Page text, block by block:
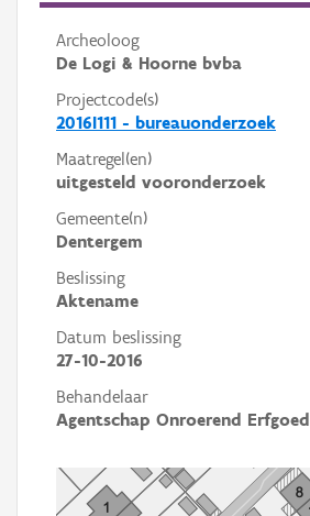
Archeoloog
De Logi & Hoorne bvba
Projectcode(s)
2016I111 - bureauonderzoek
Maatregel(en)
uitgesteld vooronderzoek
Gemeente(n)
Dentergem
Beslissing
Aktename
Datum beslissing
27-10-2016
Behandelaar
Agentschap Onroerend Erfgoed